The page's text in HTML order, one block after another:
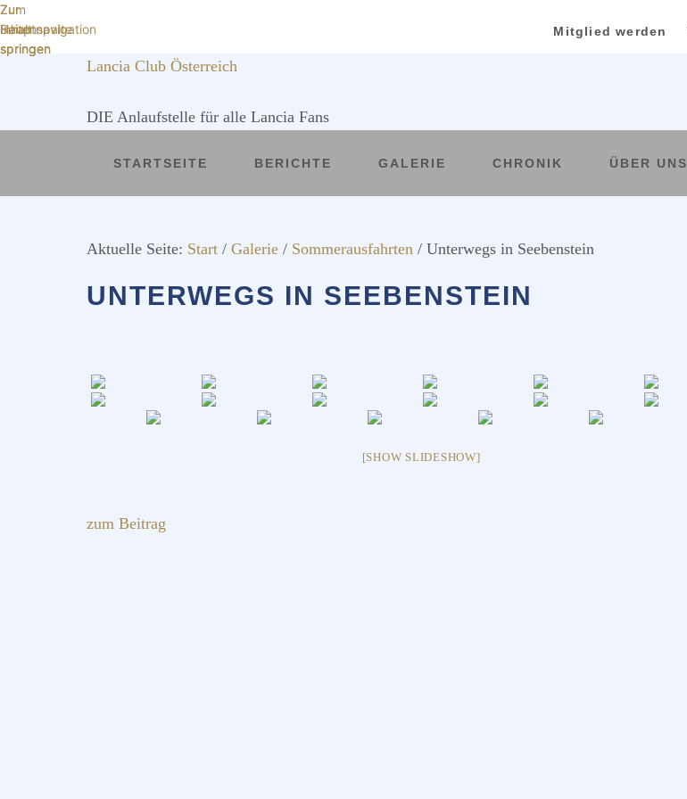
Zur
Hauptnavigation
springen
Zum
Inhalt
springen
Zur
Seitenspalte
springen
Mitglied werden
Lancia Club Österreich
DIE Anlaufstelle für alle Lancia Fans
STARTSEITE BERICHTE GALERIE CHRONIK ÜBER UNS
Aktuelle Seite: Start / Galerie / Sommerausfahrten / Unterwegs in Seebenstein
UNTERWEGS IN SEEBENSTEIN
[SHOW SLIDESHOW]
zum Beitrag